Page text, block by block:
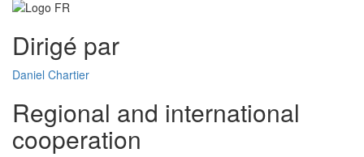
Dirigé par
Daniel Chartier
Regional and international
cooperation